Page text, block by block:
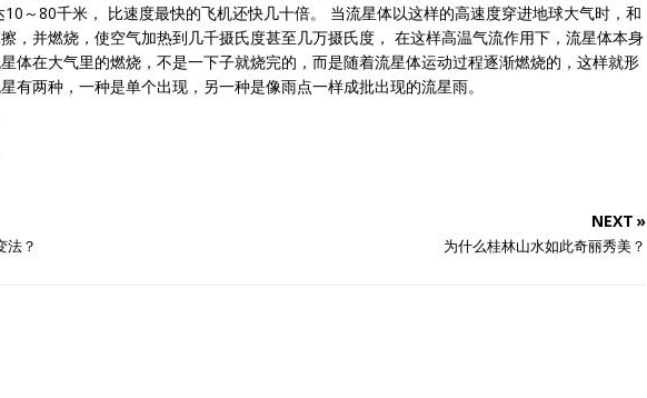
～80千米， 比速度最快的飞机还快几十倍。 当流星体以这样的高速度穿进地球大气时，和
，并燃烧，使空气加热到几千摄氏度甚至几万摄氏度， 在这样高温气流作用下，流星体本身
体在大气里的燃烧，不是一下子就烧完的，而是随着流星体运动过程逐渐燃烧的，这样就形
有两种，一种是单个出现，另一种是像雨点一样成批出现的流星雨。
法？
NEXT »
为什么桂林山水如此奇丽秀美？